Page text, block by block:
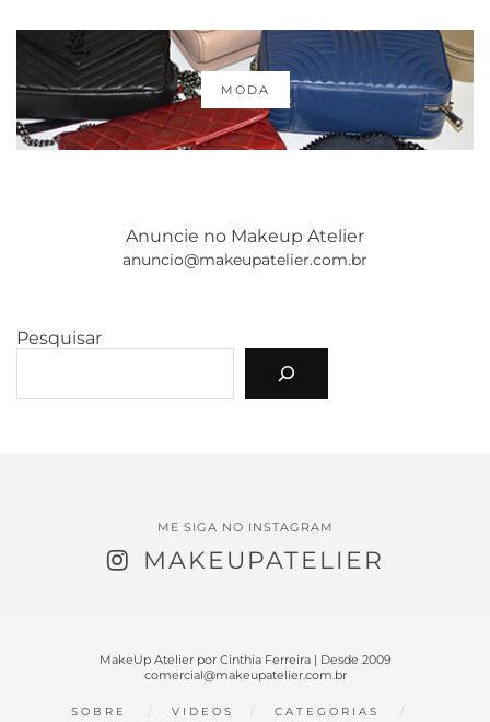
MODA
Anuncie no Makeup Atelier
anuncio@makeupatelier.com.br
Pesquisar
ME SIGA NO INSTAGRAM
MAKEUPATELIER
MakeUp Atelier por Cinthia Ferreira | Desde 2009
comercial@makeupatelier.com.br
SOBRE VIDEOS CATEGORIAS